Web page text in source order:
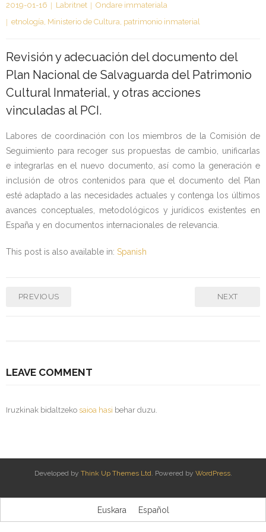
Kontaktua | Contacto
2019-01-16 Labritnet
Ondare immateriala
etnología, Ministerio de Cultura, patrimonio inmaterial
Revisión y adecuación del documento del
Plan Nacional de Salvaguarda del Patrimonio
Cultural Inmaterial, y otras acciones
vinculadas al PCI.
Labores de coordinación con los miembros de la Comisión de
Seguimiento para recoger sus propuestas de cambio, unificarlas
e integrarlas en el nuevo documento, así como la generación e
inclusión de otros contenidos para que el documento del Plan
esté adaptado a las necesidades actuales y contenga los últimos
avances conceptuales, metodológicos y jurídicos existentes en
España y en documentos internacionales de relevancia.
This post is also available in: Spanish
PREVIOUS NEXT
LEAVE COMMENT
Iruzkinak bidaltzeko saioa hasi behar duzu.
Developed by Think Up Themes Ltd. Powered by WordPress.
Euskara Español